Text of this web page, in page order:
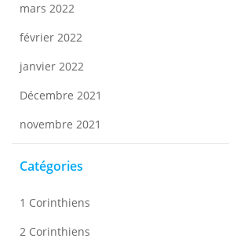
mars 2022
février 2022
janvier 2022
Décembre 2021
novembre 2021
Catégories
1 Corinthiens
2 Corinthiens